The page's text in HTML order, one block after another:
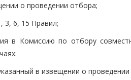
о проведении отбора;
3, 6, 15 Правил;
в Комиссию по отбору
в извещении о